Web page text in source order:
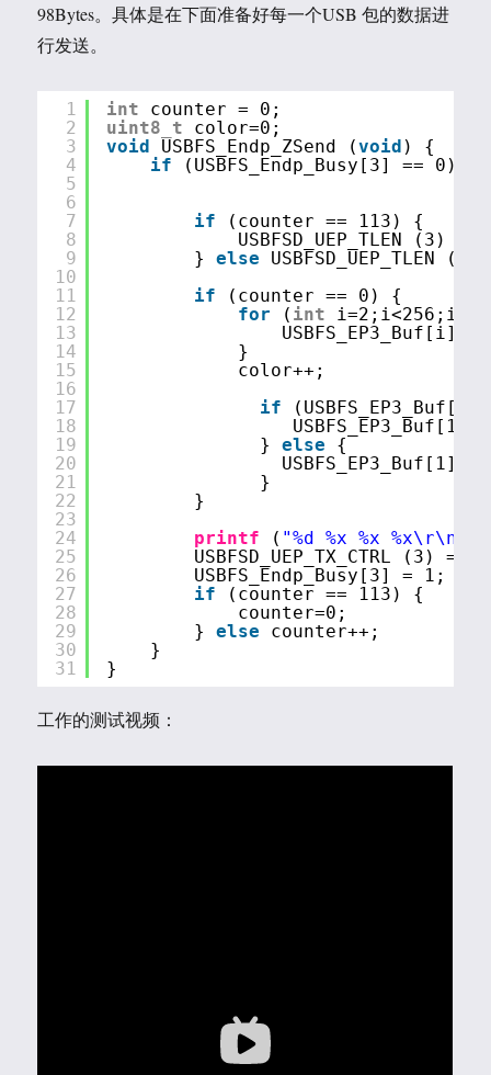
98Bytes。具体是在下面准备好每一个USB 包的数据进
行发送。
1
2
3
4
5
6
7
8
9
10
11
12
13
14
15
16
17
18
19
20
21
22
23
24
25
26
27
28
29
30
31
int
counter = 0;
uint8_t
color=0;
void
USBFS_Endp_ZSend (void ) {
if
(USBFS_Endp_Busy[3] == 0)
if
(counter == 113) {
USBFSD_UEP_TLEN (3) =
} else
USBFSD_UEP_TLEN
if
(counter == 0) {
for
( int
}
color++;
if
USBFS_EP3_Buf[1]
} else
{
USBFS_EP3_Buf[1]
}
}
printf
( "%d %x %x %x\r\n"
USBFSD_UEP_TX_CTRL (3) =
USBFS_Endp_Busy[3] = 1;
if
(counter == 113) {
counter=0;
} else
counter++;
}
}
工作的测试视频：